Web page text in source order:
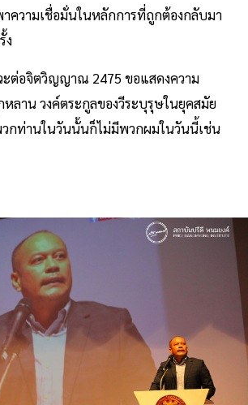
ความเชื่อมั่นในหลักการที่ถูกต้องกลับมา
ง
ะต่อจิตวิญญาณ 2475 ขอแสดงความ
ลาน วงค์ตระกูลของวีระบุรุษในยุคสมัย
กท่านในวันนั้นก็ไม่มีพวกผมในวันนี้เช่น